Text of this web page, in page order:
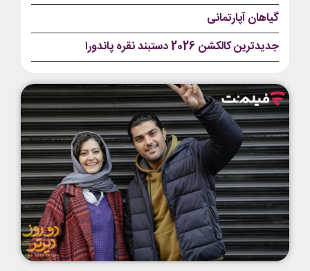
گیاهان آپارتمانی
جدیدترین کالکشن 2026 دستبند نقره پاندورا